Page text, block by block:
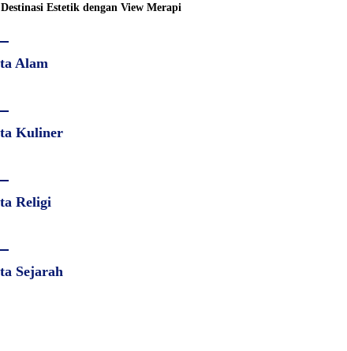
Destinasi Estetik dengan View Merapi
Alam
Kuliner
Religi
Sejarah